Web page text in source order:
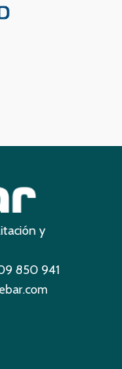
y
850 941